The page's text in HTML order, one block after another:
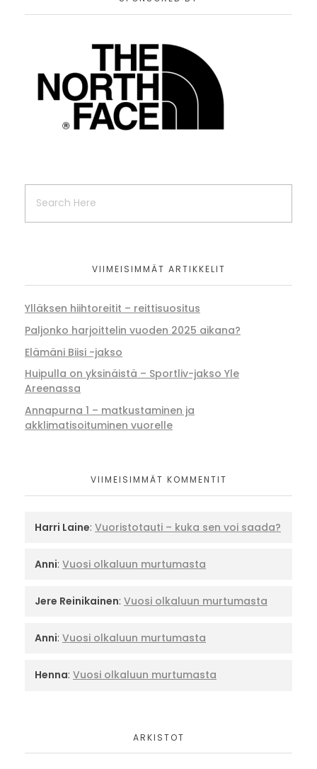
VIIMEISIMMÄT ARTIKKELIT
Ylläksen hiihtoreitit – reittisuositus
Paljonko harjoittelin vuoden 2025 aikana?
Elämäni Biisi -jakso
Huipulla on yksinäistä – Sportliv-jakso Yle
Areenassa
Annapurna 1 – matkustaminen ja
akklimatisoituminen vuorelle
VIIMEISIMMÄT KOMMENTIT
Harri Laine: Vuoristotauti – kuka sen voi saada?
Anni: Vuosi olkaluun murtumasta
Jere Reinikainen: Vuosi olkaluun murtumasta
Anni: Vuosi olkaluun murtumasta
Henna: Vuosi olkaluun murtumasta
ARKISTOT